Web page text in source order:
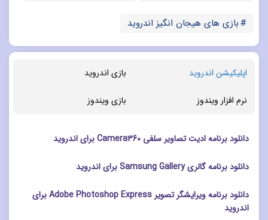
بازی های هیجان انگیز اندروید
اپلیکیشن اندروید بازی اندروید
نرم افزار ویندوز بازی ویندوز
دانلود برنامه ادیت تصاویر سلفی Camera360 برای اندروید
دانلود برنامه گالری Samsung Gallery برای اندروید
دانلود برنامه ویرایشگر تصویر Adobe Photoshop Express برای
اندروید